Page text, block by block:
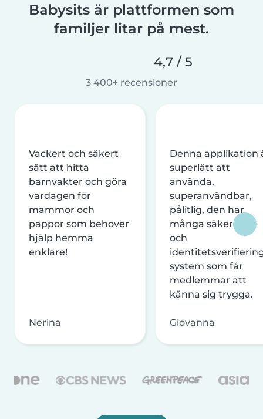
Babysits är plattformen som
familjer litar på mest.
4,7 / 5
3 400+ recensioner
Vackert och säkert
sätt att hitta
barnvakter och göra
vardagen för
mammor och
pappor som behöver
hjälp hemma
enklare!
Nerina
Denna applikation
superlätt att
använda,
superanvändbar,
pålitlig, den har
många säkerhets-
och
system som får
medlemmar att
känna sig trygga.
Giovanna